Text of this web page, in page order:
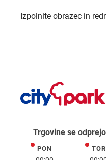
Izpolnite obrazec in
Trgovine se
PONponedeljek TOR